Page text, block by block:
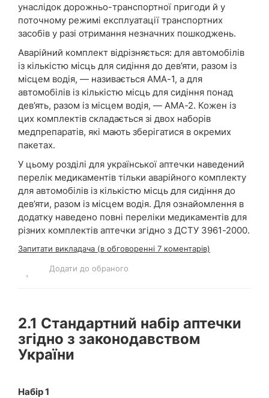
унаслідок дорожньо-транспортної пригоди й у
поточному режимі експлуатації транспортних
засобів у разі отримання незначних пошкоджень.
Аварійний комплект відрізняється: для автомобілів
із кількістю місць для сидіння до дев’яти, разом із
місцем водія, — називається АМА-1, а для
автомобілів із кількістю місць для сидіння понад
дев’ять, разом із місцем водія, — АМА-2. Кожен із
цих комплектів складається зі двох наборів
медпрепаратів, які мають зберігатися в окремих
пакетах.
У цьому розділі для української аптечки наведений
перелік медикаментів тільки аварійного комплекту
для автомобілів із кількістю місць для сидіння до
дев’яти, разом із місцем водія. Для ознайомлення в
додатку наведено повні переліки медикаментів для
різних комплектів аптечки згідно з ДСТУ 3961-2000.
Запитати викладача (в обговоренні 7 коментарів)
Додати до обраного
2.1 Стандартний набір аптечки
згідно з законодавством
України
Набір 1